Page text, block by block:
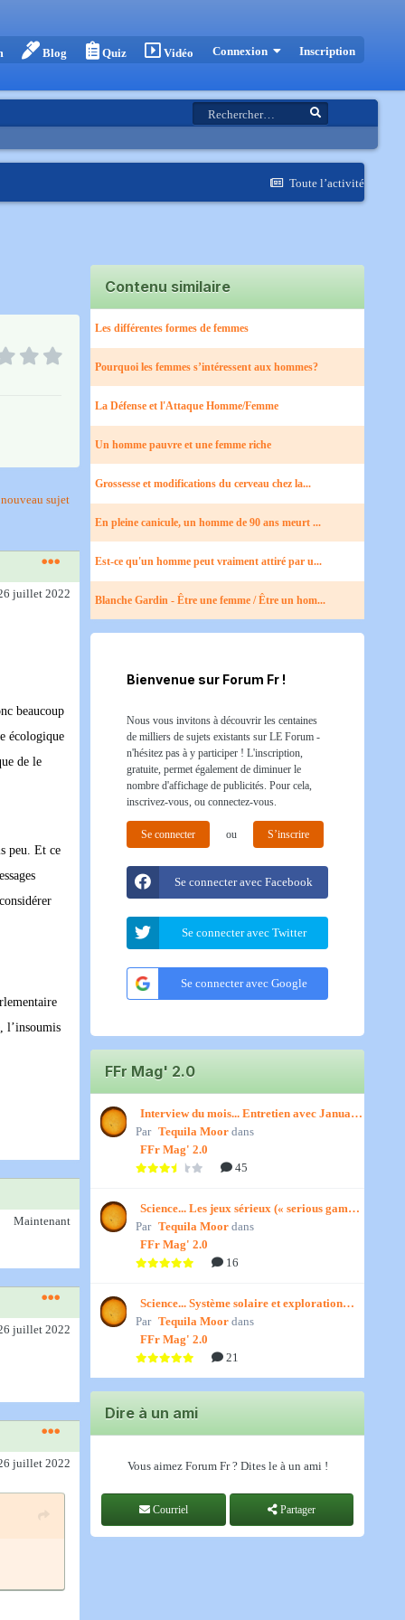
Blog Quiz Vidéo Connexion Inscription
Toute l’activité
sujet
juillet 2022
beaucoup
écologique
de le
peu. Et ce
l’insoumis
Maintenant
juillet 2022
juillet 2022
Contenu similaire
Les différentes formes de femmes
Pourquoi les femmes s’intéressent aux hommes?
La Défense et l'Attaque Homme/Femme
Un homme pauvre et une femme riche
Grossesse et modifications du cerveau chez la...
En pleine canicule, un homme de 90 ans meurt ...
Est-ce qu'un homme peut vraiment attiré par u...
Blanche Gardin - Être une femme / Être un hom...
Bienvenue sur Forum Fr !
Nous vous invitons à découvrir les centaines
de milliers de sujets existants sur LE Forum -
n'hésitez pas à y participer ! L'inscription,
gratuite, permet également de diminuer le
nombre d'affichage de publicités. Pour cela,
inscrivez-vous, ou connectez-vous.
Se connecter ou S’inscrire
Se connecter avec Facebook
Se connecter avec Twitter
Se connecter avec Google
FFr Mag' 2.0
Interview du mois... Entretien avec January,
par Titenath
Par Tequila Moor dans
FFr Mag' 2.0
45
Science... Les jeux sérieux (« serious games
») par Jedino
Par Tequila Moor dans
FFr Mag' 2.0
16
Science... Système solaire et exploration
spatiale, par Jedino
Par Tequila Moor dans
FFr Mag' 2.0
21
Dire à un ami
Vous aimez Forum Fr ? Dites le à un ami !
Courriel Partager